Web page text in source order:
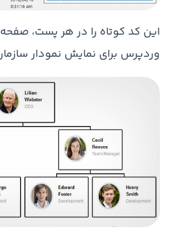
این کد کوتاه را در هر پست، صفحه
وردپرس برای نمایش نمودار